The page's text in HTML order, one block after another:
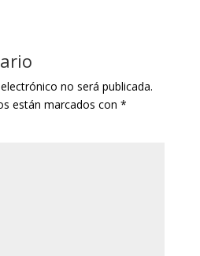
no será publicada.
están marcados con *